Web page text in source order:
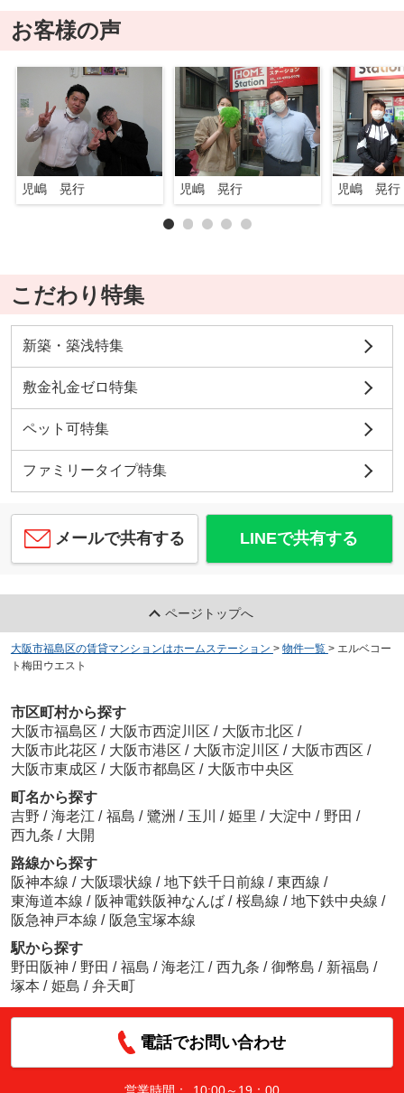
お客様の声
児嶋 晃行 児嶋 晃行 児嶋 晃行
こだわり特集
新築・築浅特集
敷金礼金ゼロ特集
ペット可特集
ファミリータイプ特集
メールで共有する LINEで共有する
ページトップへ
大阪市福島区の賃貸マンションはホームステーション > 物件一覧 > エルベコー
ト梅田ウエスト
市区町村から探す
大阪市福島区 / 大阪市西淀川区 / 大阪市北区 /
大阪市此花区 / 大阪市港区 / 大阪市淀川区 / 大阪市西区 /
大阪市東成区 / 大阪市都島区 / 大阪市中央区
町名から探す
吉野 / 海老江 / 福島 / 鷺洲 / 玉川 / 姫里 / 大淀中 / 野田 /
西九条 / 大開
路線から探す
阪神本線 / 大阪環状線 / 地下鉄千日前線 / 東西線 /
東海道本線 / 阪神電鉄阪神なんば / 桜島線 / 地下鉄中央線 /
阪急神戸本線 / 阪急宝塚本線
駅から探す
野田阪神 / 野田 / 福島 / 海老江 / 西九条 / 御幣島 / 新福島 /
塚本 / 姫島 / 弁天町
電話でお問い合わせ